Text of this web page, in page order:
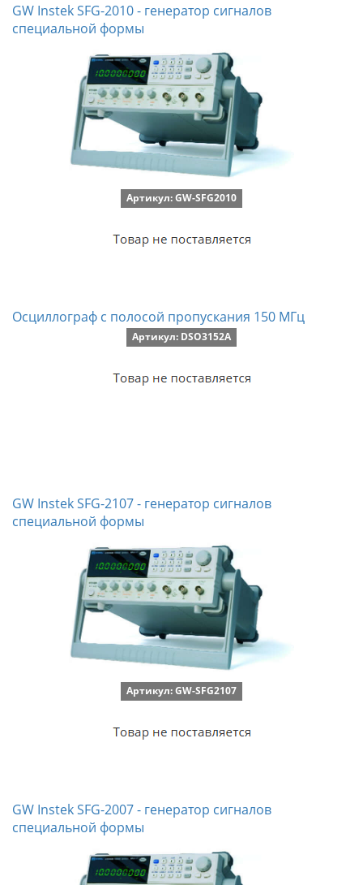
GW Instek SFG-2010 - генератор сигналов
специальной формы
Артикул: GW-SFG2010
Осциллограф с полосой пропускания 150 МГц
Артикул: DSO3152A
GW Instek SFG-2107 - генератор сигналов
специальной формы
Артикул: GW-SFG2107
GW Instek SFG-2007 - генератор сигналов
специальной формы